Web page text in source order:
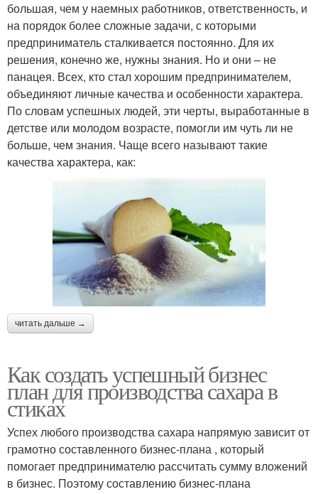
большая, чем у наемных работников, ответственность, и
на порядок более сложные задачи, с которыми
предприниматель сталкивается постоянно. Для их
решения, конечно же, нужны знания. Но и они – не
панацея. Всех, кто стал хорошим предпринимателем,
объединяют личные качества и особенности характера.
По словам успешных людей, эти черты, выработанные в
детстве или молодом возрасте, помогли им чуть ли не
больше, чем знания. Чаще всего называют такие
качества характера, как:
читать дальше →
Как создать успешный бизнес
план для производства сахара в
стиках
Успех любого производства сахара напрямую зависит от
грамотно составленного бизнес-плана , который
помогает предпринимателю рассчитать сумму вложений
в бизнес. Поэтому составлению бизнес-плана